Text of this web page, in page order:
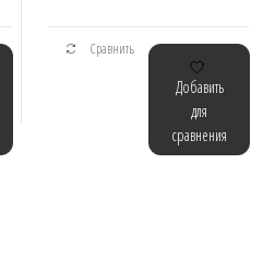
Сравнить
Добавить
для
сравнения